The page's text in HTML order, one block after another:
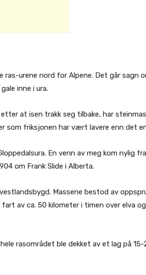
ras-urene nord for Alpene. Det går sagn
inne i ura.
at isen trakk seg tilbake, har
som friksjonen har vært lavere enn det
En venn av meg kom nylig
om Frank Slide i Alberta.
Massene bestod av
av ca. 50 kilometer i timen over elva
rasområdet ble dekket av et lag på